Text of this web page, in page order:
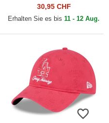
Mini Cord der Los Angeles
Dodgers MLB von New Era
30,95 CHF
Erhalten Sie es bis 11 - 12 Aug.